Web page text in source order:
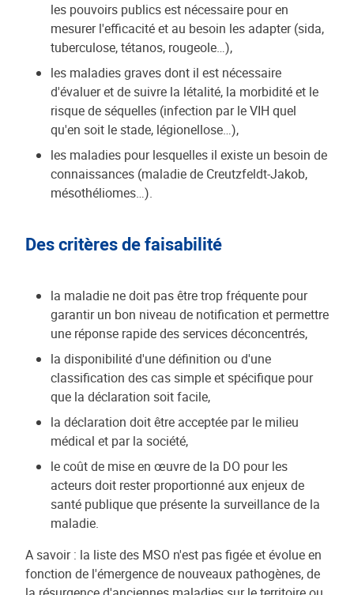
les pouvoirs publics est nécessaire pour en
mesurer l'efficacité et au besoin les adapter (sida,
tuberculose, tétanos, rougeole…),
les maladies graves dont il est nécessaire
d'évaluer et de suivre la létalité, la morbidité et le
risque de séquelles (infection par le VIH quel
qu'en soit le stade, légionellose…),
les maladies pour lesquelles il existe un besoin de
connaissances (maladie de Creutzfeldt-Jakob,
mésothéliomes…).
Des critères de faisabilité
la maladie ne doit pas être trop fréquente pour
garantir un bon niveau de notification et permettre
une réponse rapide des services déconcentrés,
la disponibilité d'une définition ou d'une
classification des cas simple et spécifique pour
que la déclaration soit facile,
la déclaration doit être acceptée par le milieu
médical et par la société,
le coût de mise en œuvre de la DO pour les
acteurs doit rester proportionné aux enjeux de
santé publique que présente la surveillance de la
maladie.
A savoir : la liste des MSO n'est pas figée et évolue en
fonction de l'émergence de nouveaux pathogènes, de